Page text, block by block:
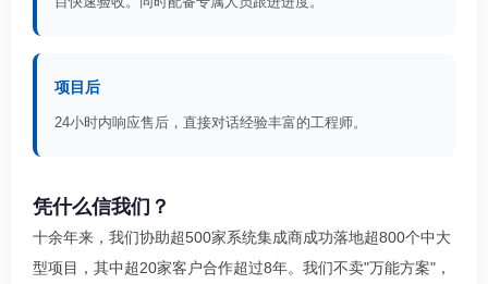
项目后
24小时内响应售后，直接对话经验丰富的工程师。
凭什么信我们？
十余年来，我们协助超500家系统集成商成功落地超800个中大
型项目，其中超20家客户合作超过8年。我们不卖"万能方案"，